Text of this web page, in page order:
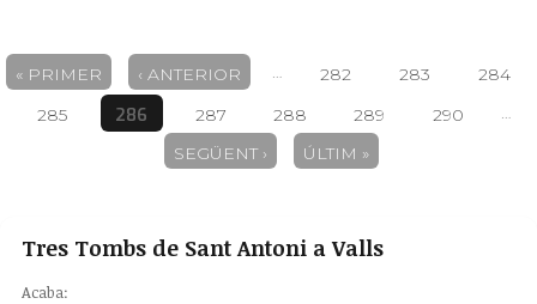
Pàgines
« PRIMER ‹ ANTERIOR … 282 283
284
285
286 287 288 289 290
…
SEGÜENT ›
ÚLTIM »
Tres Tombs de Sant Antoni a Valls
Acaba: